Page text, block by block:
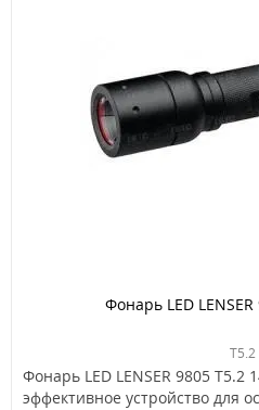
Фонарь LED
T5.2
Фонарь LED LENSER 9805 T5.2
эффективное устройство для